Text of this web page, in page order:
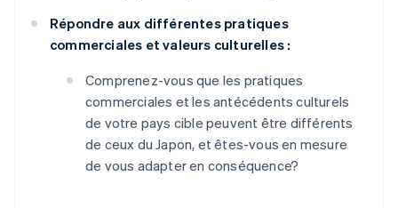
Répondre aux différentes pratiques
commerciales et valeurs culturelles :
Comprenez-vous que les pratiques
commerciales et les antécédents culturels
de votre pays cible peuvent être différents
de ceux du Japon, et êtes-vous en mesure
de vous adapter en conséquence?